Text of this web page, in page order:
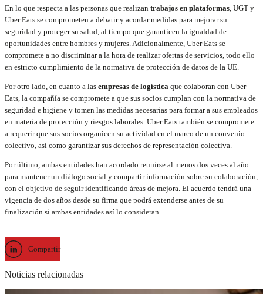
En lo que respecta a las personas que realizan trabajos en plataformas, UGT y
Uber Eats se comprometen a debatir y acordar medidas para mejorar su
seguridad y proteger su salud, al tiempo que garanticen la igualdad de
oportunidades entre hombres y mujeres. Adicionalmente, Uber Eats se
compromete a no discriminar a la hora de realizar ofertas de servicios, todo ello
en estricto cumplimiento de la normativa de protección de datos de la UE.
Por otro lado, en cuanto a las empresas de logística que colaboran con Uber
Eats, la compañía se compromete a que sus socios cumplan con la normativa de
seguridad e higiene y tomen las medidas necesarias para formar a sus empleados
en materia de protección y riesgos laborales. Uber Eats también se compromete
a requerir que sus socios organicen su actividad en el marco de un convenio
colectivo, así como garantizar sus derechos de representación colectiva.
Por último, ambas entidades han acordado reunirse al menos dos veces al año
para mantener un diálogo social y compartir información sobre su colaboración,
con el objetivo de seguir identificando áreas de mejora. El acuerdo tendrá una
vigencia de dos años desde su firma que podrá extenderse antes de su
finalización si ambas entidades así lo consideran.
Compartir
Noticias relacionadas